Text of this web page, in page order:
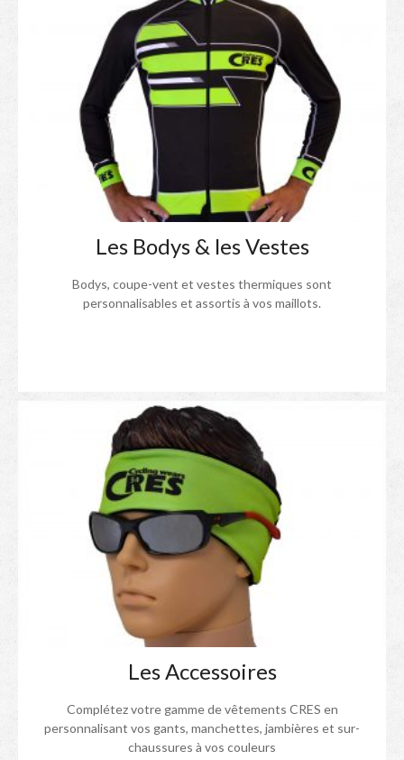
Les Bodys & les Vestes
Bodys, coupe-vent et vestes thermiques sont
personnalisables et assortis à vos maillots.
Les Accessoires
Complétez votre gamme de vêtements CRES en
personnalisant vos gants, manchettes, jambières et sur-
chaussures à vos couleurs